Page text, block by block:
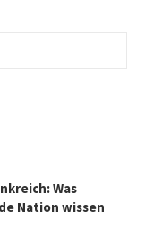
Was
Nation wissen